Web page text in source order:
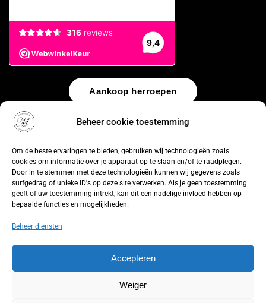
Beheer cookie toestemming
Om de beste ervaringen te bieden, gebruiken wij technologieën zoals
cookies om informatie over je apparaat op te slaan en/of te raadplegen.
Door in te stemmen met deze technologieën kunnen wij gegevens zoals
surfgedrag of unieke ID's op deze site verwerken. Als je geen toestemming
geeft of uw toestemming intrekt, kan dit een nadelige invloed hebben op
bepaalde functies en mogelijkheden.
Beheer diensten
Accepteren
Weiger
Aankoop herroepen
© 2026 by WebUnlimited–Algemene voorwaarden